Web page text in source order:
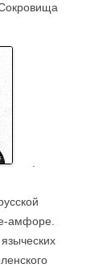
амфоре.